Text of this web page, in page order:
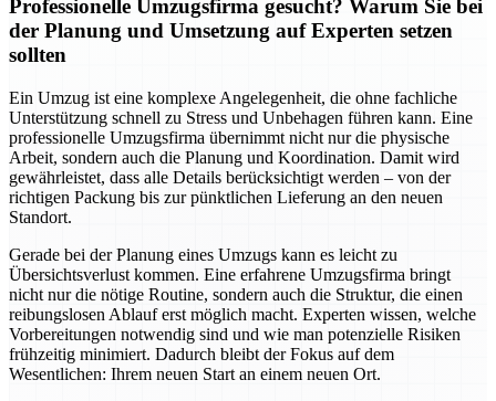
Professionelle Umzugsfirma gesucht? Warum Sie bei
der Planung und Umsetzung auf Experten setzen
sollten
Ein Umzug ist eine komplexe Angelegenheit, die ohne fachliche
Unterstützung schnell zu Stress und Unbehagen führen kann. Eine
professionelle Umzugsfirma übernimmt nicht nur die physische
Arbeit, sondern auch die Planung und Koordination. Damit wird
gewährleistet, dass alle Details berücksichtigt werden – von der
richtigen Packung bis zur pünktlichen Lieferung an den neuen
Standort.
Gerade bei der Planung eines Umzugs kann es leicht zu
Übersichtsverlust kommen. Eine erfahrene Umzugsfirma bringt
nicht nur die nötige Routine, sondern auch die Struktur, die einen
reibungslosen Ablauf erst möglich macht. Experten wissen, welche
Vorbereitungen notwendig sind und wie man potenzielle Risiken
frühzeitig minimiert. Dadurch bleibt der Fokus auf dem
Wesentlichen: Ihrem neuen Start an einem neuen Ort.